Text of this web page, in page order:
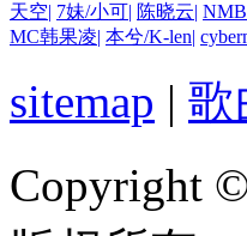
天空| 7妹/小可| 陈晓云|
MC韩果凌| 本兮/K-len|
sitemap | 歌
Copyright